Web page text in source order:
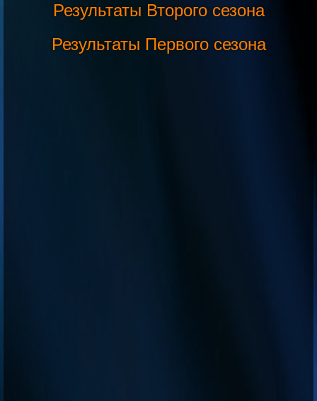
Результаты Второго сезона
Результаты Первого сезона